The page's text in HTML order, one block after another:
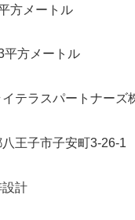
方メートル
平方メートル
テラスパートナーズ
王子市子安町3-26-1
計